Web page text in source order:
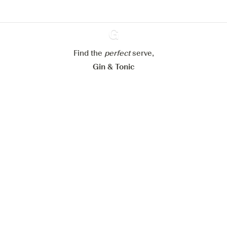
Ginventory
Find the perfectserve,
Gin & Tonic
Refuser tout Accepter tout